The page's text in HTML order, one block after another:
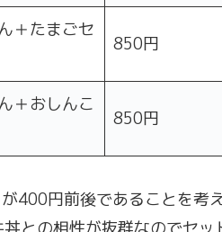
＋たまごセ
850円
＋おしんこ
850円
400円前後であることを考